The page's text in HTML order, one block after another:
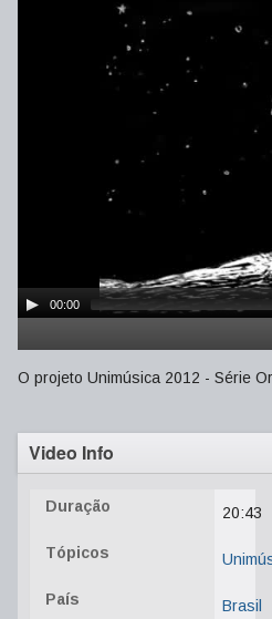
00:00
O projeto Unimúsica 2012 - Série
Video Info
Duração 20:43
Tópicos
País Brasil